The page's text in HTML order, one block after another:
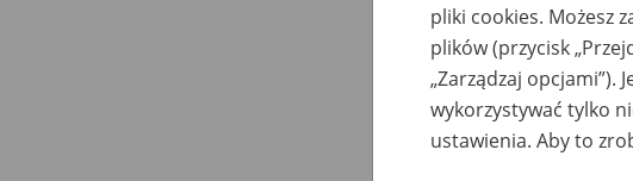
pliki cookies. Możesz
plików (przycisk
„Zarządzaj opcjami”).
wykorzystywać tylko
ustawienia. Aby to